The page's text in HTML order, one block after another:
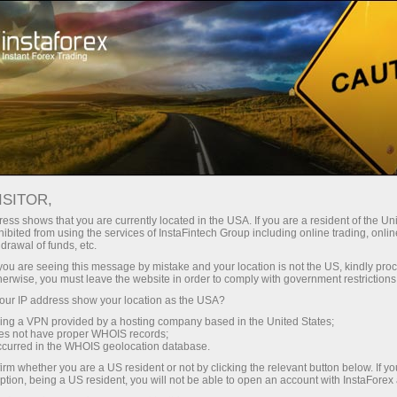
С InstaForex вы получаете
конкурентным возможностям:
кредитное плечо до 1:5000, одни
из лучших спредов и комиссий
на рынке, а также
привлекательные условия для
торговли акциями и индексами
Минимальные
Бонус 30%
на каждый депозит
Скорость
в трейдинге и на трассе
shows that you are currently located in the USA. If you are a resident of the
from using the services of InstaFintech Group including online trading,
of funds, etc.
are seeing this message by mistake and your location is not the US, kindly
you must leave the website in order to comply with government
IP address show your location as the USA?
a VPN provided by a hosting company based in the United States;
not have proper WHOIS records;
in the WHOIS geolocation database.
whether you are a US resident or not by clicking the relevant button below. If
being a US resident, you will not be able to open an account with InstaForex